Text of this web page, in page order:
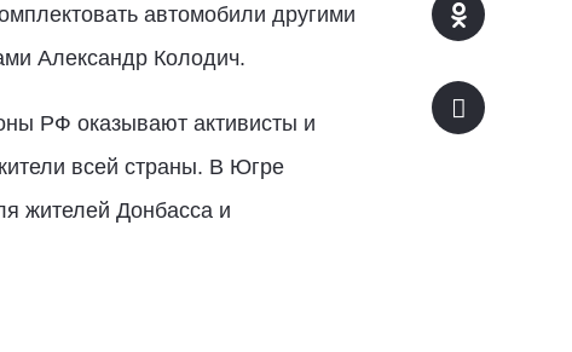
автомобили другими
Александр Колодич.
РФ оказывают активисты и
всей страны. В Югре
жителей Донбасса и